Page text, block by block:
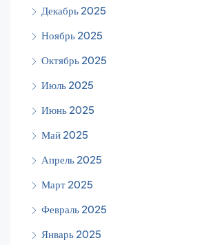
Декабрь 2025
Ноябрь 2025
Октябрь 2025
Июль 2025
Июнь 2025
Май 2025
Апрель 2025
Март 2025
Февраль 2025
Январь 2025